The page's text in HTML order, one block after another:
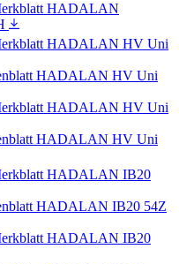
HADALAN
HADALAN HV Uni
HADALAN HV Uni
HADALAN HV Uni
HADALAN HV Uni
HADALAN IB20
HADALAN IB20 54Z
HADALAN IB20